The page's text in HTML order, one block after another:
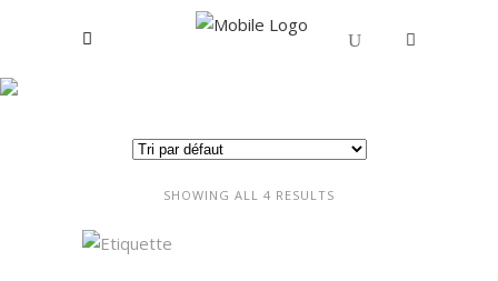
SHOWING ALL 4 RESULTS